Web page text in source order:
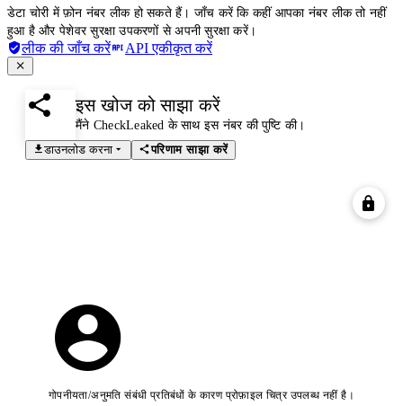
डेटा चोरी में फ़ोन नंबर लीक हो सकते हैं। जाँच करें कि कहीं आपका नंबर लीक तो नहीं
हुआ है और पेशेवर सुरक्षा उपकरणों से अपनी सुरक्षा करें।
लीक की जाँच करें API एकीकृत करें
इस खोज को साझा करें
मैंने CheckLeaked के साथ इस नंबर की पुष्टि की।
डाउनलोड करना
परिणाम साझा करें
गोपनीयता/अनुमति संबंधी प्रतिबंधों के कारण प्रोफ़ाइल चित्र उपलब्ध नहीं है।